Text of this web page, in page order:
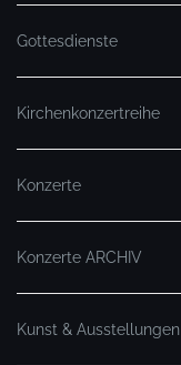
Gottesdienste
Kirchenkonzertreihe
Konzerte
Konzerte ARCHIV
Kunst & Ausstellungen